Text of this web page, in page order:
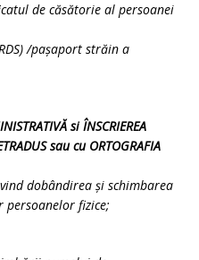
de căsătorie al persoanei
/paşaport străin a
si ÎNSCRIEREA
sau cu ORTOGRAFIA
dobândirea şi schimbarea
fizice;